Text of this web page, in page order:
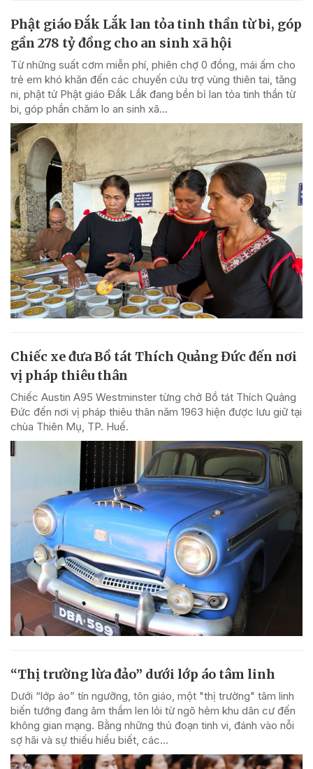
Phật giáo Đắk Lắk lan tỏa tinh thần từ bi, góp
gần 278 tỷ đồng cho an sinh xã hội
Từ những suất cơm miễn phí, phiên chợ 0 đồng, mái ấm cho
trẻ em khó khăn đến các chuyến cứu trợ vùng thiên tai, tăng
ni, phật tử Phật giáo Đắk Lắk đang bền bỉ lan tỏa tinh thần từ
bi, góp phần chăm lo an sinh xã...
Chiếc xe đưa Bồ tát Thích Quảng Đức đến nơi
vị pháp thiêu thân
Chiếc Austin A95 Westminster từng chở Bồ tát Thích Quảng
Đức đến nơi vị pháp thiêu thân năm 1963 hiện được lưu giữ tại
chùa Thiên Mụ, TP. Huế.
“Thị trường lừa đảo” dưới lớp áo tâm linh
Dưới “lớp áo” tín ngưỡng, tôn giáo, một "thị trường" tâm linh
biến tướng đang âm thầm len lỏi từ ngõ hẻm khu dân cư đến
không gian mạng. Bằng những thủ đoạn tinh vi, đánh vào nỗi
sợ hãi và sự thiếu hiểu biết, các...